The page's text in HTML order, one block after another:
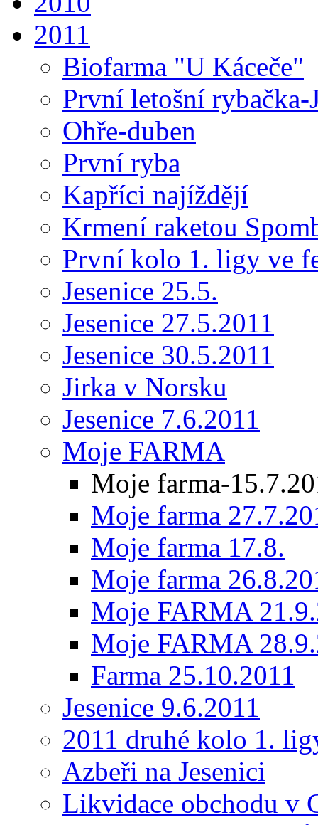
2011
Biofarma "U Káceče"
První letošní rybačka-
Ohře-duben
První ryba
Kapříci najíždějí
Krmení raketou
První kolo 1. ligy ve
Jesenice 25.5.
Jesenice 27.5.2011
Jesenice 30.5.2011
Jirka v Norsku
Jesenice 7.6.2011
Moje FARMA
Moje farma-
Moje farma
Moje farma 17.8.
Moje farma
Moje FARMA
Moje FARMA
Farma 25.10.2011
Jesenice 9.6.2011
2011 druhé kolo 1.
Azbeři na Jesenici
Likvidace obchodu v